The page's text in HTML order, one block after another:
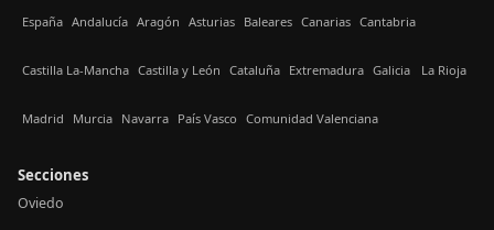
España Andalucía Aragón Asturias Baleares Canarias Cantabria
Castilla La-Mancha Castilla y León Cataluña Extremadura Galicia La Rioja
Madrid Murcia Navarra País Vasco Comunidad Valenciana
Secciones
Oviedo